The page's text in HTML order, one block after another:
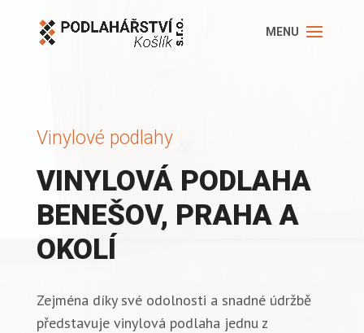
Vinylové podlahy
VINYLOVÁ PODLAHA
BENEŠOV, PRAHA A
OKOLÍ
Zejména díky své odolnosti a snadné údržbě
představuje vinylová podlaha jednu z